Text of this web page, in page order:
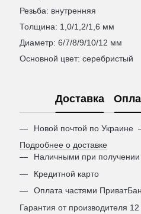
Резьба: внутренняя
Толщина: 1,0/1,2/1,6 мм
Диаметр: 6/7/8/9/10/12 мм
Основной цвет: серебристый
Доставка
Новой почтой по Украине
Подробнее о доставке
Наличными при получении
Кредитной карто
Оплата частями
Гарантия от производителя